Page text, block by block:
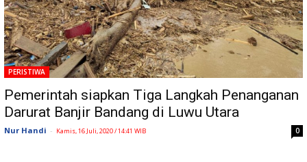
PERISTIWA
Pemerintah siapkan Tiga Langkah Penanganan
Darurat Banjir Bandang di Luwu Utara
Nur Handi - Kamis, 16 Juli, 2020 / 14:41 WIB 0